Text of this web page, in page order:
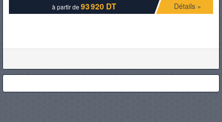
à partir de93 920 DT Détails »